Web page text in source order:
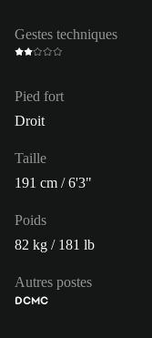
Gestes techniques
Pied fort
Droit
Taille
191 cm / 6'3"
Poids
82 kg / 181 lb
Autres postes
DCMC